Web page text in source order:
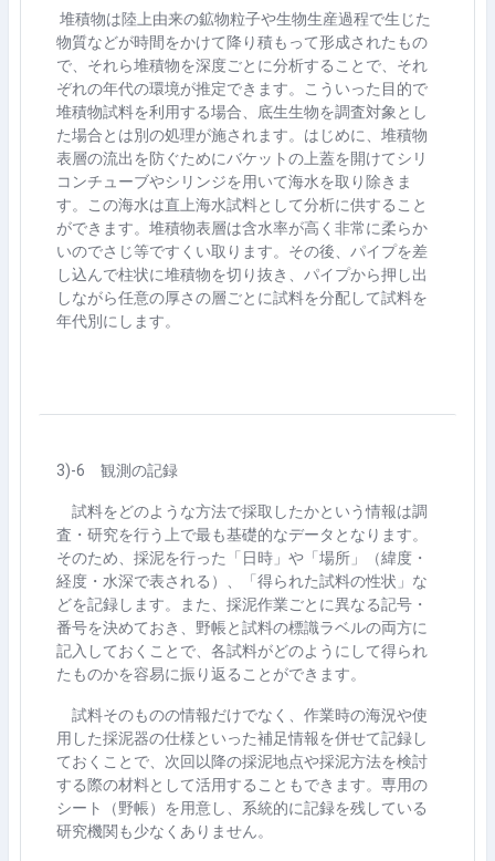
堆積物は陸上由来の鉱物粒子や生物生産過程で生じた
物質などが時間をかけて降り積もって形成されたもの
で、それら堆積物を深度ごとに分析することで、それ
ぞれの年代の環境が推定できます。こういった目的で
堆積物試料を利用する場合、底生生物を調査対象とし
た場合とは別の処理が施されます。はじめに、堆積物
表層の流出を防ぐためにバケットの上蓋を開けてシリ
コンチューブやシリンジを用いて海水を取り除きま
す。この海水は直上海水試料として分析に供すること
ができます。堆積物表層は含水率が高く非常に柔らか
いのでさじ等ですくい取ります。その後、パイプを差
し込んで柱状に堆積物を切り抜き、パイプから押し出
しながら任意の厚さの層ごとに試料を分配して試料を
年代別にします。
3)-6 観測の記録
試料をどのような方法で採取したかという情報は調
査・研究を行う上で最も基礎的なデータとなります。
そのため、採泥を行った「日時」や「場所」（緯度・
経度・水深で表される）、「得られた試料の性状」な
どを記録します。また、採泥作業ごとに異なる記号・
番号を決めておき、野帳と試料の標識ラベルの両方に
記入しておくことで、各試料がどのようにして得られ
たものかを容易に振り返ることができます。
試料そのものの情報だけでなく、作業時の海況や使
用した採泥器の仕様といった補足情報を併せて記録し
ておくことで、次回以降の採泥地点や採泥方法を検討
する際の材料として活用することもできます。専用の
シート（野帳）を用意し、系統的に記録を残している
研究機関も少なくありません。